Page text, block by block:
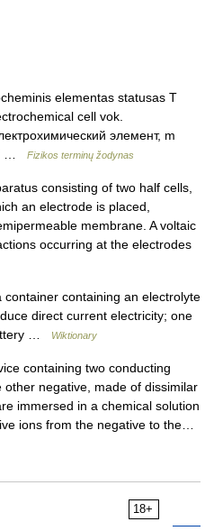
elementas statusas T
cell vok.
элемент, m
f …
Fizikos terminų žodynas
consisting of two half cells,
an electrode is placed,
membrane. A voltaic
occurring at the electrodes
containing an electrolyte
direct current electricity; one
…
Wiktionary
containing two conducting
negative, made of dissimilar
immersed in a chemical solution
ions from the negative to the…
18+